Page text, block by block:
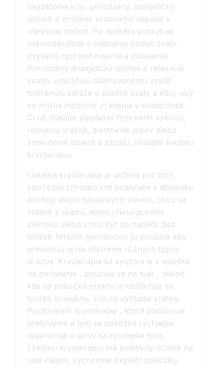
okysličenej krvi, prirodzený analgetický
účinok a zníženie svalového napätia v
ošetrenej oblasti. Po aplikácii poskytuje
mikrocirkulácia v ošetrenej oblasti svalu
zvýšenú rýchlosť hojenia a zotavenia.
Prirodzený analgetický účinok a relaxácia
svalov umožňujú ošetrovanému zvýšiť
toleranciu záťaže a posilniť svaly a kĺby, aby
sa znížila možnosť zranenia v budúcnosti.
Či už hľadáte zlepšenie fyzického výkonu,
redukciu vrások, zjemnenie jaziev alebo
zmiernenie bolesti a zápalu, hľadajte lokálnu
kryoterapiu.
Lokálna kryoterapia je určená pre tých,
ktorí trpia chronickými bolesťami v dôsledku
artritídy alebo zápalových stavov, chcú sa
zotaviť z úrazu, alebo chirurgického
zákroku alebo chcú byť čo najskôr bez
bolesti. Mnoho športovcov ju používa ako
prevenciu aj na ošetrenie rôznych typov
úrazov. Kryoterapia sa využíva aj v estetike
na omladenie , používa sa na tvár , dekolt ,
kde sa pokožka prekrví a naštartuje sa
tvorba kolagénu, čím sa vyhladia vrásky.
Používaním kryoterapie , ktorá podporuje
prekrvenie a tým sa pokožka rýchlejšie
regeneruje a jazvy sa rýchlejšie hoja .
Lokálnu kryoterapiu má pozitívny účinok na
rast vlasov, významne okysličí pokožku